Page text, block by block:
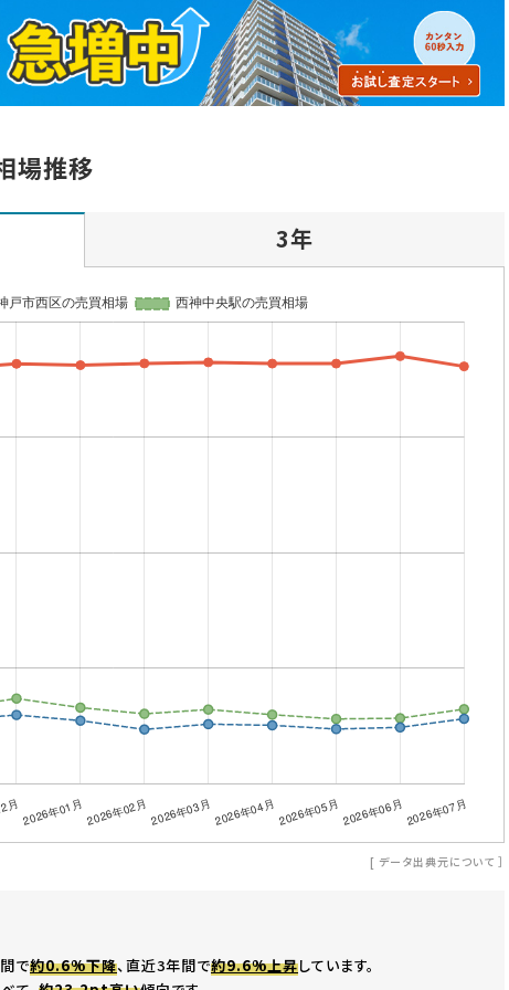
場推移
3年
[ データ出典元について ］
で約0.6%下降、直近3年間で約9.6%上昇しています。